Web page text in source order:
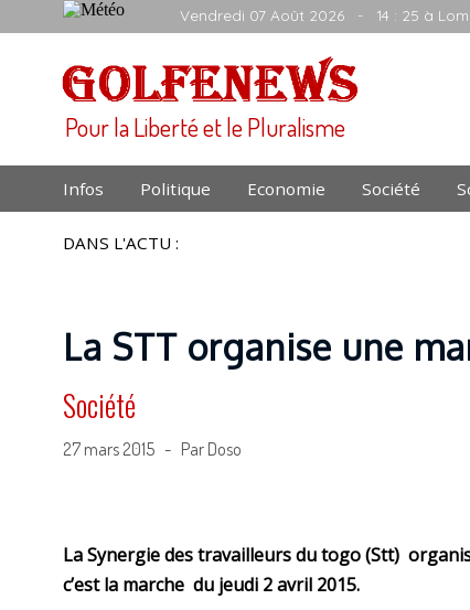
Vendredi 07 Août 2026 - 14 : 25 à
Pour la Liberté et le Pluralisme
Infos Politique Economie Société
DANS L'ACTU :
La STT organise une
Société
27 mars 2015 - Par Doso
La Synergie des travailleurs du togo (Stt)
c’est la marche du jeudi 2 avril 2015.